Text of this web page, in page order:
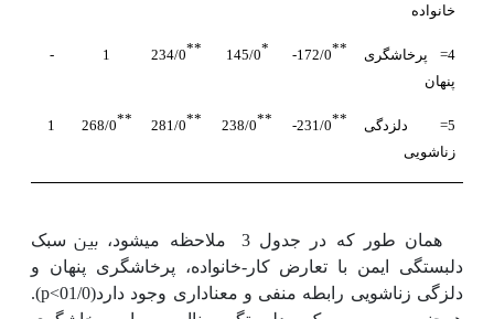
خانواده
4= پرخاشگری
پنهان
**
172/0-
*
145/0
**
234/0
1
-
5= دلزدگی
زناشویی
**
231/0-
**
238/0
**
281/0
**
268/0
1
همان طور که در جدول 3 ملاحظه می­شود، بین سبک
دلبستگی ایمن با تعارض کار-خانواده، پرخاشگری پنهان و
دلزگی زناشویی رابطه منفی و معناداری وجود دارد(01/0>
p
).